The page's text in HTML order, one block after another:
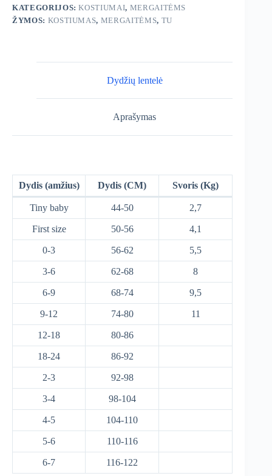
KATEGORIJOS:KOSTIUMAI, MERGAITĖMS
ŽYMOS: KOSTIUMAS, MERGAITĖMS, TU
Dydžių lentelė
Aprašymas
Dydis (amžius) Dydis (CM) Svoris (Kg)
Tiny baby 44-50 2,7
First size 50-56 4,1
0-3 56-62 5,5
3-6 62-68 8
6-9 68-74 9,5
9-12 74-80 11
12-18 80-86
18-24 86-92
2-3 92-98
3-4 98-104
4-5 104-110
5-6 110-116
6-7 116-122